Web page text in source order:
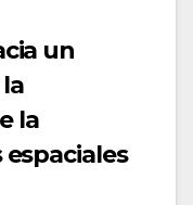
un
la